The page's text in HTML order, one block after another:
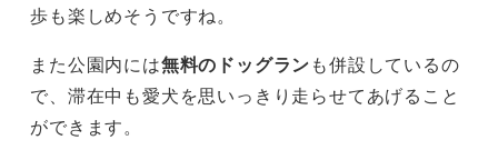
歩も楽しめそうですね。
また公園内には無料のドッグランも併設しているの
で、滞在中も愛犬を思いっきり走らせてあげること
ができます。